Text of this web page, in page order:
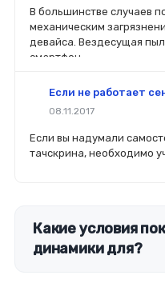
легче сориентироваться
крепления,
характеристиках.
В большинстве случаев
механическим
девайса. Вездесущая
смартфон.
Если не работает
08.11.2017
Если вы надумали
тачскрина, необходимо
Какие условия
динамики для?